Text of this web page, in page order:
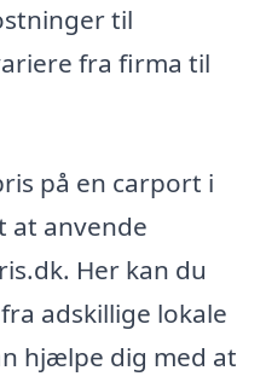
til
fra firma til
på en carport i
at anvende
Her kan du
adskillige lokale
hjælpe dig med at